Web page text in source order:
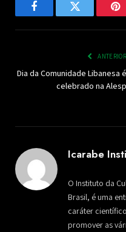
FacebookTwitter
ANTERIOR
Dia da Comunidade Libanesa é
celebrado na Alesp
Icarabe
O Instituto da
Brasil, é uma
caráter
promover as